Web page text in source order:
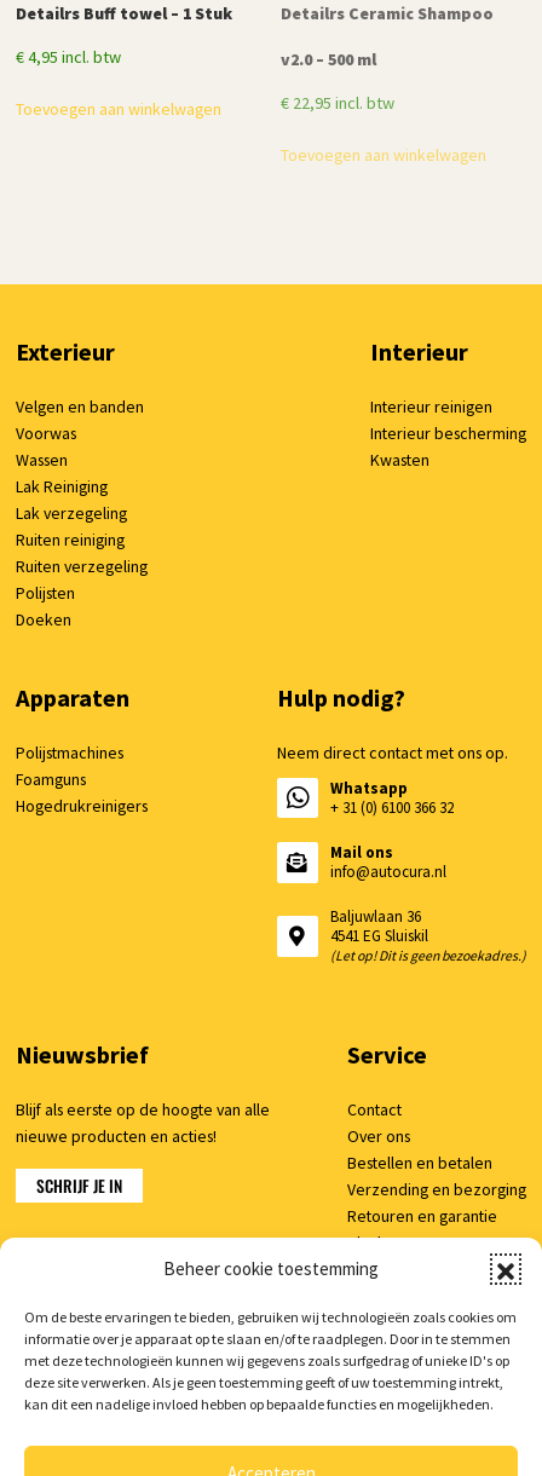
Beheer cookie toestemming
Om de beste ervaringen te bieden, gebruiken wij technologieën zoals cookies om
informatie over je apparaat op te slaan en/of te raadplegen. Door in te stemmen
met deze technologieën kunnen wij gegevens zoals surfgedrag of unieke ID's op
deze site verwerken. Als je geen toestemming geeft of uw toestemming intrekt,
kan dit een nadelige invloed hebben op bepaalde functies en mogelijkheden.
Detailrs Buff towel – 1 Stuk
€4,95 incl. btw
Toevoegen aan winkelwagen
Detailrs Ceramic Shampoo
v2.0 – 500 ml
€ 22,95 incl. btw
Toevoegen aan winkelwagen
Exterieur
Velgen en banden
Voorwas
Wassen
Lak Reiniging
Lak verzegeling
Ruiten reiniging
Ruiten verzegeling
Polijsten
Doeken
Interieur
Interieur reinigen
Interieur bescherming
Kwasten
Apparaten
Polijstmachines
Foamguns
Hogedrukreinigers
Hulp nodig?
Neem direct contact met ons op.
Whatsapp
+ 31 (0) 6100 366 32
Mail ons
info@autocura.nl
Baljuwlaan 36
4541 EG Sluiskil
(Let op! Dit is geen bezoekadres.)
Nieuwsbrief
Blijf als eerste op de hoogte van alle
nieuwe producten en acties!
SCHRIJF JE IN
Service
Contact
Over ons
Bestellen en betalen
Verzending en bezorging
Retouren en garantie
Klachten
Veelgestelde vragen
Shop
Mijn account